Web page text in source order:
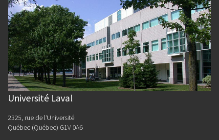
Université Laval
2325, rue de l'Université
Québec (Québec) G1V 0A6